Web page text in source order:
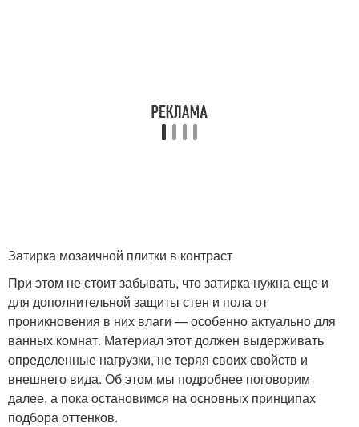
затирка
керамогранита
Инструкция по затирке
Затирка для плиточных
швов
Подготовка к затирке
Затирка мозаичной плитки в контраст
При этом не стоит забывать, что затирка нужна еще и
для дополнительной защиты стен и пола от
проникновения в них влаги — особенно актуально для
ванных комнат. Материал этот должен выдерживать
определенные нагрузки, не теряя своих свойств и
внешнего вида. Об этом мы подробнее поговорим
далее, а пока остановимся на основных принципах
подбора оттенков.